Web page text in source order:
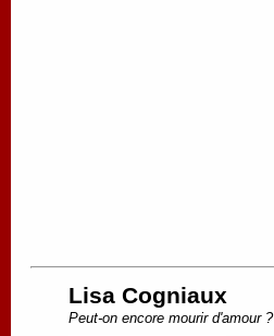
Lisa Cogniaux
Peut-on encore mourir d'amour ?